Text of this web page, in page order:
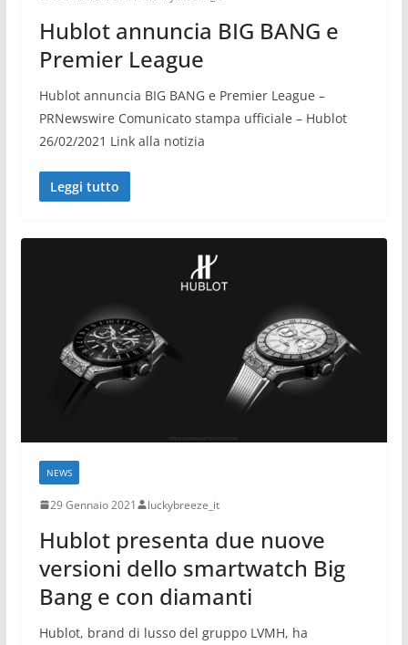
Hublot annuncia BIG BANG e
Premier League
Hublot annuncia BIG BANG e Premier League –
PRNewswire Comunicato stampa ufficiale – Hublot
26/02/2021 Link alla notizia
Leggi tutto
NEWS
29 Gennaio 2021 luckybreeze_it
Hublot presenta due nuove
versioni dello smartwatch Big
Bang e con diamanti
Hublot, brand di lusso del gruppo LVMH, ha